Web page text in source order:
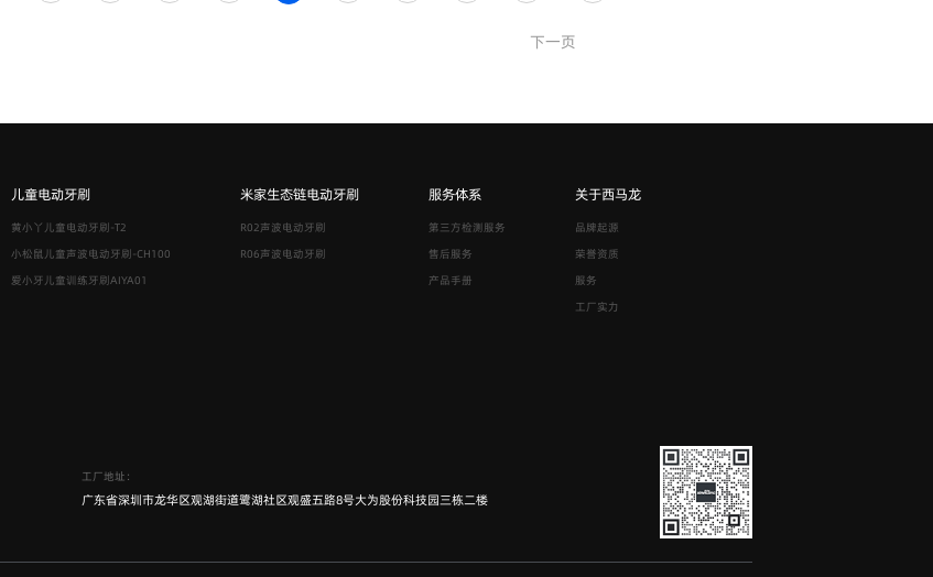
下一页
儿童电动牙刷
黄小丫儿童电动牙刷-T2
小松鼠儿童声波电动牙刷-CH100
爱小牙儿童训练牙刷AIYA01
米家生态链电动牙刷
R02声波电动牙刷
R06声波电动牙刷
服务体系
第三方检测服务
售后服务
产品手册
关于西马龙
品牌起源
荣誉资质
服务
工厂实力
工厂地址：
广东省深圳市龙华区观湖街道鹭湖社区观盛五路8号大为股份科技园三栋二楼